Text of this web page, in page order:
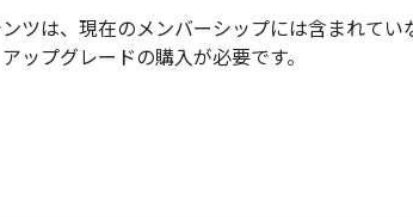
ツは、現在のメンバーシップには含まれてい
ップグレードの購入が必要です。